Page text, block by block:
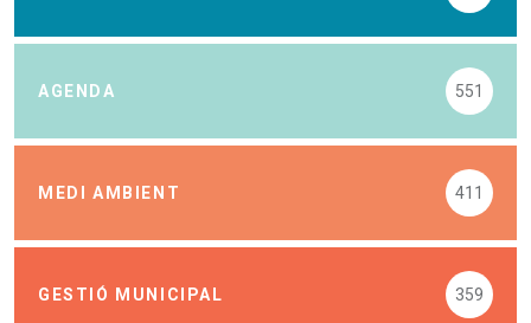
AGENDA 551
MEDI AMBIENT 411
GESTIÓ MUNICIPAL 359